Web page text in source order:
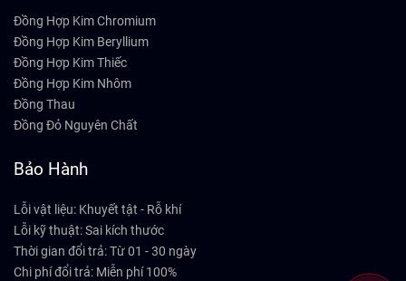
Đồng Hợp Kim Chromium
Đồng Hợp Kim Beryllium
Đồng Hợp Kim Thiếc
Đồng Hợp Kim Nhôm
Đồng Thau
Đồng Đỏ Nguyên Chất
Bảo Hành
Lỗi vật liệu: Khuyết tật - Rỗ khí
Lỗi kỹ thuật: Sai kích thước
Thời gian đổi trả: Từ 01 - 30 ngày
Chi phí đổi trả: Miễn phí 100%